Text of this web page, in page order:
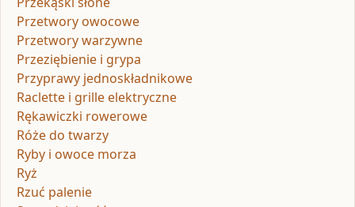
Przetwory owocowe
Przetwory warzywne
Przeziębienie i grypa
Przyprawy jednoskładnikowe
Raclette i grille elektryczne
Rękawiczki rowerowe
Róże do twarzy
Ryby i owoce morza
Ryż
Rzuć palenie